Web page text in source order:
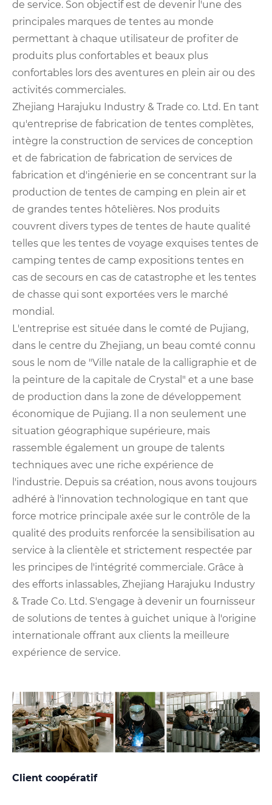
de service. Son objectif est de devenir l'une des
principales marques de tentes au monde
permettant à chaque utilisateur de profiter de
produits plus confortables et beaux plus
confortables lors des aventures en plein air ou des
activités commerciales.
Zhejiang Harajuku Industry & Trade co. Ltd. En tant
qu'entreprise de fabrication de tentes complètes,
intègre la construction de services de conception
et de fabrication de fabrication de services de
fabrication et d'ingénierie en se concentrant sur la
production de tentes de camping en plein air et
de grandes tentes hôtelières. Nos produits
couvrent divers types de tentes de haute qualité
telles que les tentes de voyage exquises tentes de
camping tentes de camp expositions tentes en
cas de secours en cas de catastrophe et les tentes
de chasse qui sont exportées vers le marché
mondial.
L'entreprise est située dans le comté de Pujiang,
dans le centre du Zhejiang, un beau comté connu
sous le nom de "Ville natale de la calligraphie et de
la peinture de la capitale de Crystal" et a une base
de production dans la zone de développement
économique de Pujiang. Il a non seulement une
situation géographique supérieure, mais
rassemble également un groupe de talents
techniques avec une riche expérience de
l'industrie. Depuis sa création, nous avons toujours
adhéré à l'innovation technologique en tant que
force motrice principale axée sur le contrôle de la
qualité des produits renforcée la sensibilisation au
service à la clientèle et strictement respectée par
les principes de l'intégrité commerciale. Grâce à
des efforts inlassables, Zhejiang Harajuku Industry
& Trade Co. Ltd. S'engage à devenir un fournisseur
de solutions de tentes à guichet unique à l'origine
internationale offrant aux clients la meilleure
expérience de service.
Client coopératif